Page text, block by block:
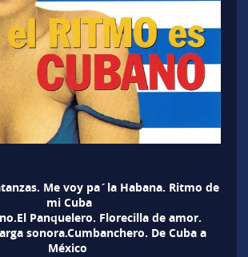
Me voy pa´la Habana. Ritmo de
mi Cuba
Panquelero. Florecilla de amor.
sonora.Cumbanchero. De Cuba a
México